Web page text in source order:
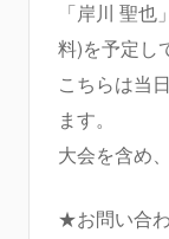
「岸川 聖
料)を予定し
こちらは当
ます。
大会を含め
★お問い合